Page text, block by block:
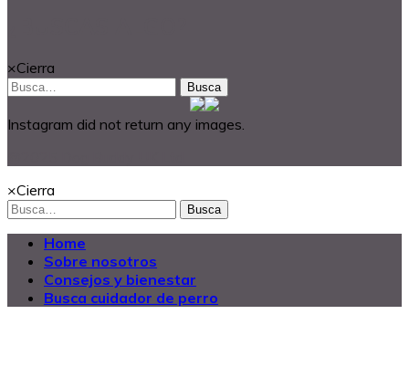
×Cierra
Busca
Instagram did not return any images.
×Cierra
Busca
Home
Sobre nosotros
Consejos y bienestar
Busca cuidador de perro